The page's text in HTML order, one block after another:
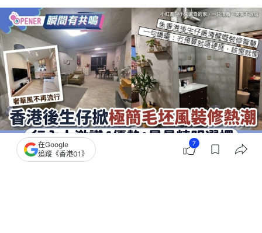
撰文：奶茶妹
在Google
追蹤《香港01》
7